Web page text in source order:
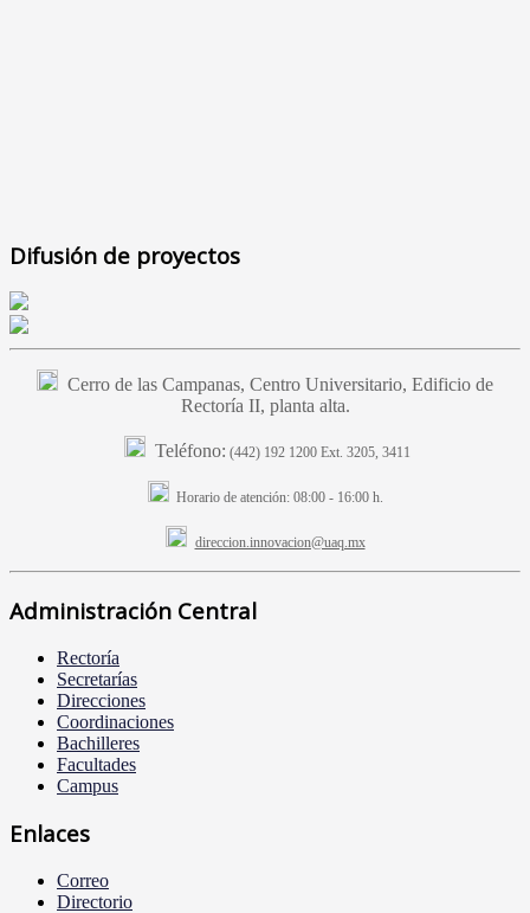
Difusión de proyectos
Cerro de las Campanas, Centro Universitario, Edificio de
Rectoría II, planta alta.
Teléfono: (442) 192 1200 Ext. 3205, 3411
Horario de atención:08:00 - 16:00 h.
direccion.innovacion@uaq.mx
Administración Central
Rectoría
Secretarías
Direcciones
Coordinaciones
Bachilleres
Facultades
Campus
Enlaces
Correo
Directorio